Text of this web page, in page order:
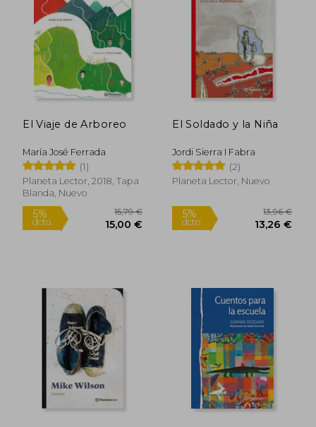
5%
dcto.
16,03 €
15,23 €
5%
dcto.
El Viaje de Arboreo
María José Ferrada
(1)
Planeta Lector, 2018, Tapa
Blanda, Nuevo
dcto. 15,00 €
El Soldado y la Niña
Jordi Sierra I Fabra
(2)
Planeta Lector, Nuevo
5%
dcto.